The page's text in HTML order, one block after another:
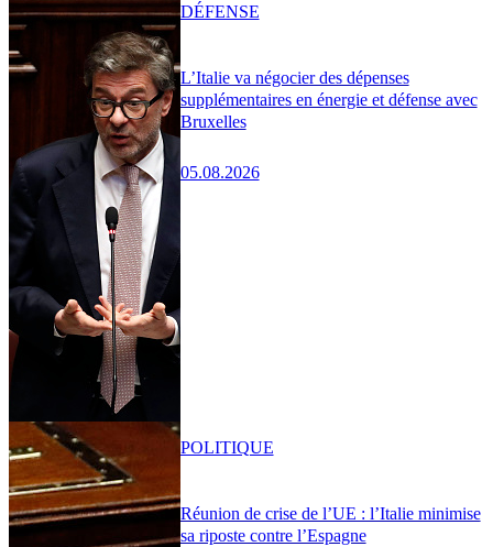
L’Italie va négocier des dépenses
supplémentaires en énergie et défense avec
Bruxelles
05.08.2026
DÉFENSE
Réunion de crise de l’UE : l’Italie minimise
sa riposte contre l’Espagne
POLITIQUE